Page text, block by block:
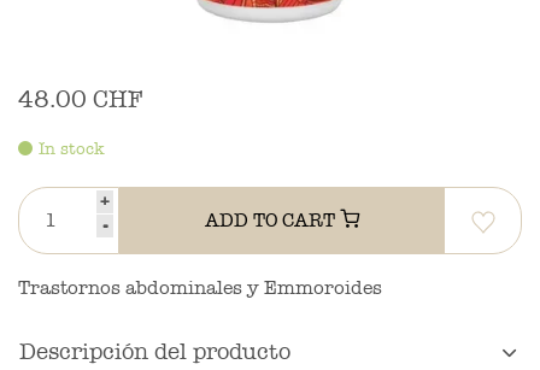
48.00 CHF
In stock
+
-
ADD TO CART
Trastornos abdominales y Emmoroides
Descripción del producto